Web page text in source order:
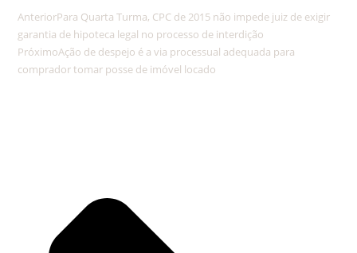
AnteriorPara Quarta Turma, CPC de 2015 não impede juiz de exigir
garantia de hipoteca legal no processo de interdição
PróximoAção de despejo é a via processual adequada para
comprador tomar posse de imóvel locado